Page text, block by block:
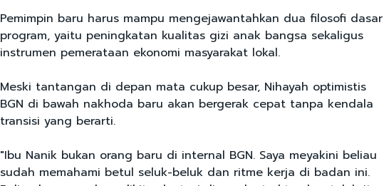
Pemimpin baru harus mampu mengejawantahkan dua filosofi dasar
program, yaitu peningkatan kualitas gizi anak bangsa sekaligus
instrumen pemerataan ekonomi masyarakat lokal.
Meski tantangan di depan mata cukup besar, Nihayah optimistis
BGN di bawah nakhoda baru akan bergerak cepat tanpa kendala
transisi yang berarti.
"Ibu Nanik bukan orang baru di internal BGN. Saya meyakini beliau
sudah memahami betul seluk-beluk dan ritme kerja di badan ini.